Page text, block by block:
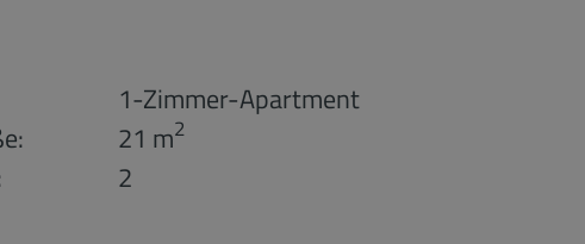
1-Zimmer-Apartment
21 m2
2